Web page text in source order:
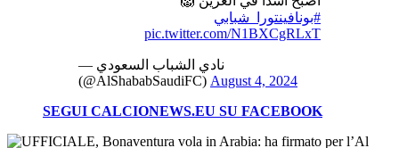
#بونافينتورا_شبابي
pic.twitter.com/N1BXCgRLxT
— نادي الشباب السعودي
(@AlShababSaudiFC) August 4, 2024
SEGUI CALCIONEWS.EU SU FACEBOOK